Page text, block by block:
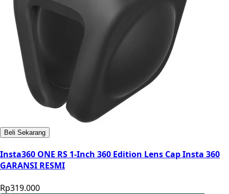
Beli Sekarang
Insta360 ONE RS 1-Inch 360 Edition Lens Cap Insta 360
GARANSI RESMI
Rp319.000